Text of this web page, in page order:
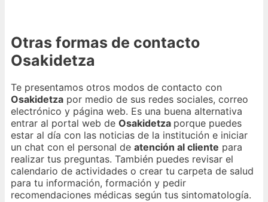
Otras formas de contacto
Osakidetza
Te presentamos otros modos de contacto con
Osakidetza por medio de sus redes sociales, correo
electrónico y página web. Es una buena alternativa
entrar al portal web de Osakidetza porque puedes
estar al día con las noticias de la institución e iniciar
un chat con el personal de atención al cliente para
realizar tus preguntas. También puedes revisar el
calendario de actividades o crear tu carpeta de salud
para tu información, formación y pedir
recomendaciones médicas según tus sintomatología.